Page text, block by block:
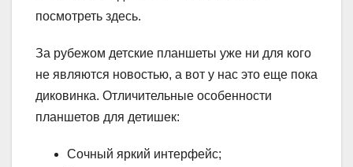
посмотреть здесь.
За рубежом детские планшеты уже ни для кого
не являются новостью, а вот у нас это еще пока
диковинка. Отличительные особенности
планшетов для детишек:
Сочный яркий интерфейс;